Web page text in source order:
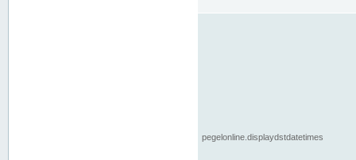
pegelonline.displaydstdatetimes